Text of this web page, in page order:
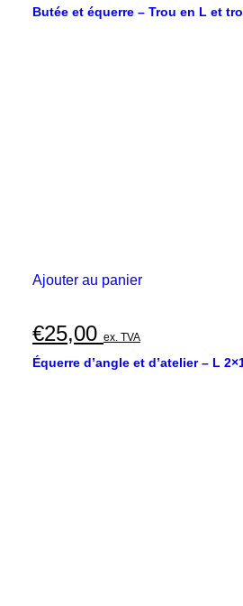
Butée et équerre – Trou en L et
Ajouter au panier
€25,00 ex. TVA
Équerre d’angle et d’atelier – L